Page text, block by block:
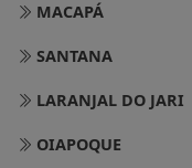
MACAPÁ
SANTANA
LARANJAL DO JARI
OIAPOQUE